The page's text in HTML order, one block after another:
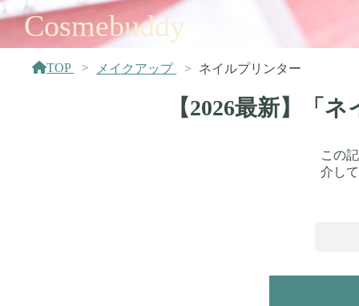
Cosmebuddy
TOP メイクアップ ネイルプリンター
【2026最新】「
この
介し